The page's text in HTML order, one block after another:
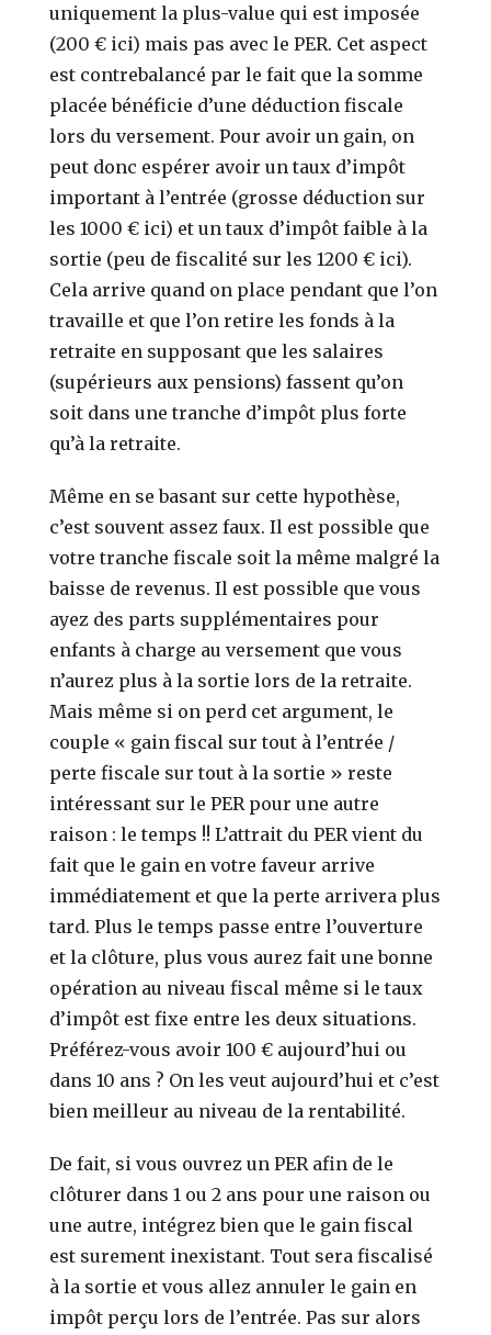
uniquement la plus-value qui est imposée
(200 € ici) mais pas avec le PER. Cet aspect
est contrebalancé par le fait que la somme
placée bénéficie d’une déduction fiscale
lors du versement. Pour avoir un gain, on
peut donc espérer avoir un taux d’impôt
important à l’entrée (grosse déduction sur
les 1000 € ici) et un taux d’impôt faible à la
sortie (peu de fiscalité sur les 1200 € ici).
Cela arrive quand on place pendant que l’on
travaille et que l’on retire les fonds à la
retraite en supposant que les salaires
(supérieurs aux pensions) fassent qu’on
soit dans une tranche d’impôt plus forte
qu’à la retraite.
Même en se basant sur cette hypothèse,
c’est souvent assez faux. Il est possible que
votre tranche fiscale soit la même malgré la
baisse de revenus. Il est possible que vous
ayez des parts supplémentaires pour
enfants à charge au versement que vous
n’aurez plus à la sortie lors de la retraite.
Mais même si on perd cet argument, le
couple « gain fiscal sur tout à l’entrée /
perte fiscale sur tout à la sortie » reste
intéressant sur le PER pour une autre
raison : le temps !! L’attrait du PER vient du
fait que le gain en votre faveur arrive
immédiatement et que la perte arrivera plus
tard. Plus le temps passe entre l’ouverture
et la clôture, plus vous aurez fait une bonne
opération au niveau fiscal même si le taux
d’impôt est fixe entre les deux situations.
Préférez-vous avoir 100 € aujourd’hui ou
dans 10 ans ? On les veut aujourd’hui et c’est
bien meilleur au niveau de la rentabilité.
De fait, si vous ouvrez un PER afin de le
clôturer dans 1 ou 2 ans pour une raison ou
une autre, intégrez bien que le gain fiscal
est surement inexistant. Tout sera fiscalisé
à la sortie et vous allez annuler le gain en
impôt perçu lors de l’entrée. Pas sur alors